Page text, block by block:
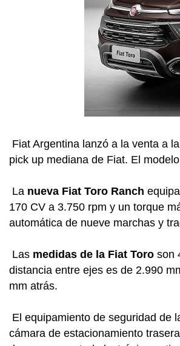
Fiat Argentina lanzó a la venta a la
pick up mediana de Fiat. El
La nueva Fiat Toro Ranch
170 CV a 3.750 rpm y un torque
automática de nueve marchas y
Las medidas de la Fiat Toro son
distancia entre ejes es de 2.990
mm atrás.
El equipamiento de seguridad de
cámara de estacionamiento